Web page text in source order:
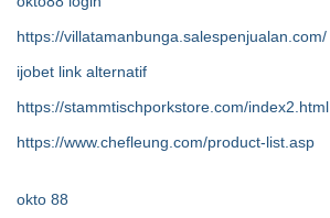
https://villatamanbunga.salespenjualan.com/
ijobet link alternatif
https://stammtischporkstore.com/index2.html
https://www.chefleung.com/product-list.asp
okto 88